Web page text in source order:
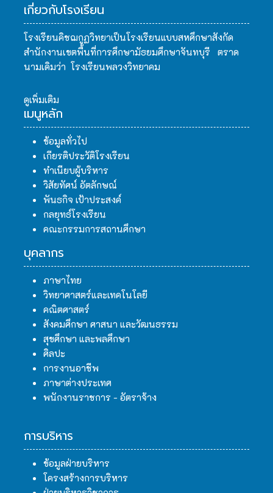
เกี่ยวกับโรงเรียน
โรงเรียนคิชฌกูฏวิทยาเป็นโรงเรียนแบบสหศึกษาสังกัด
สำนักงานเขตพื้นที่การศึกษามัธยมศึกษาจันทบุรี ตราด
นามเดิมว่า โรงเรียนพลวงวิทยาคม
ดูเพิ่มเติม
เมนูหลัก
ข้อมูลทั่วไป
เกียรติประวัติโรงเรียน
ทำเนียบผู้บริหาร
วิสัยทัศน์ อัตลักษณ์
พันธกิจ เป้าประสงค์
กลยุทธ์โรงเรียน
คณะกรรมการสถานศึกษา
บุคลากร
ภาษาไทย
วิทยาศาสตร์และเทคโนโลยี
คณิตศาสตร์
สังคมศึกษา ศาสนา และวัฒนธรรม
สุขศึกษา และพลศึกษา
ศิลปะ
การงานอาชีพ
ภาษาต่างประเทศ
พนักงานราชการ - อัตราจ้าง
การบริหาร
ข้อมูลฝ่ายบริหาร
โครงสร้างการบริหาร